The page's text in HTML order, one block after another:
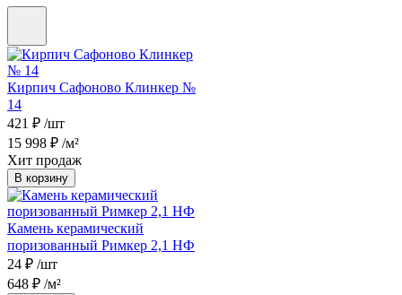
Кирпич Сафоново Клинкер №
14
421 ₽ /шт
15 998 ₽ /м²
Хит продаж
В корзину
Камень керамический
поризованный Римкер 2,1 НФ
24 ₽ /шт
648 ₽ /м²